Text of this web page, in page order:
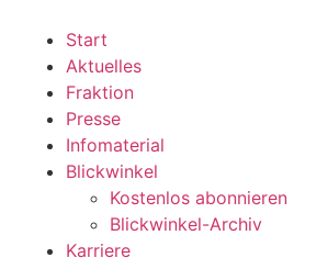
wechseln
Start
Aktuelles
Fraktion
Presse
Infomaterial
Blickwinkel
Kostenlos abonnieren
Blickwinkel-Archiv
Karriere